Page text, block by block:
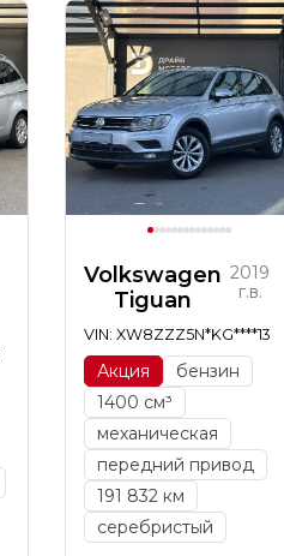
Volkswagen
Tiguan
2019
г.в.
VIN: XW8ZZZ5N*KG****13
Акция
бензин
1400 см³
механическая
передний привод
191 832 км
серебристый